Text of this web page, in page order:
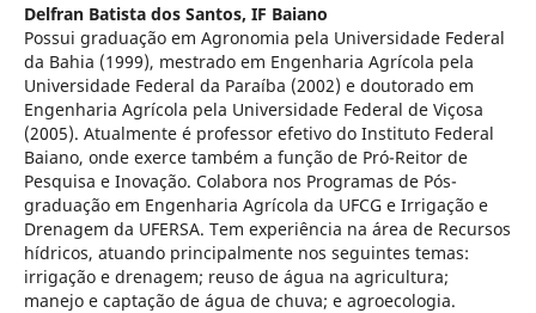
Delfran Batista dos Santos, IF Baiano
Possui graduação em Agronomia pela Universidade Federal
da Bahia (1999), mestrado em Engenharia Agrícola pela
Universidade Federal da Paraíba (2002) e doutorado em
Engenharia Agrícola pela Universidade Federal de Viçosa
(2005). Atualmente é professor efetivo do Instituto Federal
Baiano, onde exerce também a função de Pró-Reitor de
Pesquisa e Inovação. Colabora nos Programas de Pós-
graduação em Engenharia Agrícola da UFCG e Irrigação e
Drenagem da UFERSA. Tem experiência na área de Recursos
hídricos, atuando principalmente nos seguintes temas:
irrigação e drenagem; reuso de água na agricultura;
manejo e captação de água de chuva; e agroecologia.